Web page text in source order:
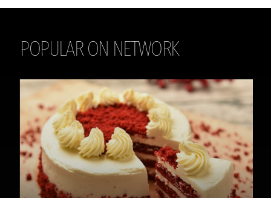
POPULAR ON NETWORK
THE DAILY